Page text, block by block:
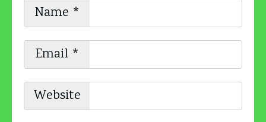
Name *
Email *
Website